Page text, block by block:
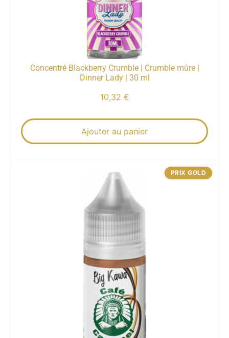
Concentré Blackberry Crumble | Crumble mûre |
Dinner Lady | 30 ml
10,32 €
Ajouter au panier
PRIX GOLD